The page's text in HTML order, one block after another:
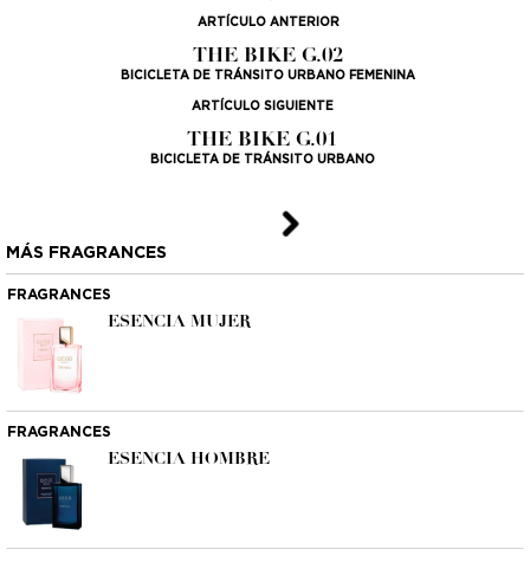
ARTÍCULO ANTERIOR
THE BIKE G.02
BICICLETA DE TRÁNSITO URBANO FEMENINA
ARTÍCULO SIGUIENTE
THE BIKE G.01
BICICLETA DE TRÁNSITO URBANO
MÁS FRAGRANCES
FRAGRANCES
ESENCIA MUJER
FRAGRANCES
ESENCIA HOMBRE